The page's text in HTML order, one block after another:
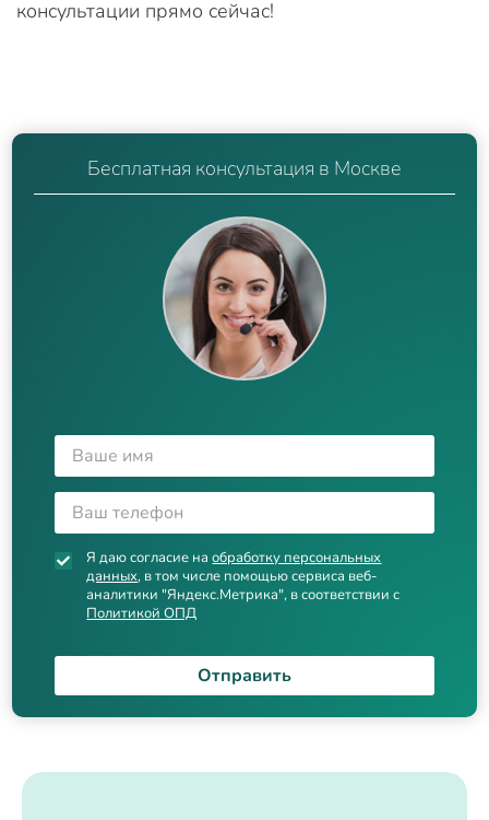
консультации прямо сейчас!
Бесплатная консультация в Москве
Я даю согласие наобработку персональных
данных, в том числе помощью сервиса веб-
аналитики "Яндекс.Метрика", в соответствии с
Политикой ОПД
Отправить